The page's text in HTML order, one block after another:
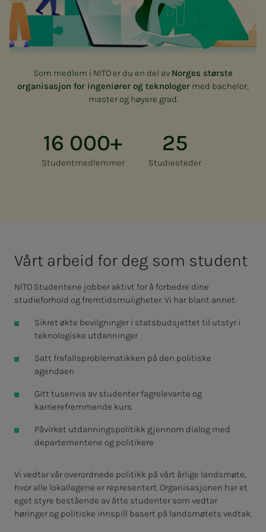
Som medlem i NITO er du en del av Norges største
organisasjon for ingeniører og teknologer med bachelor,
master og høyere grad.
16 000+
Studentmedlemmer
25
Studiesteder
Vårt ar­­­beid for deg som stu­­­dent
NITO Studentene jobber aktivt for å forbedre dine
studieforhold og fremtidsmuligheter. Vi har blant annet:
Sikret økte bevilgninger i statsbudsjettet til utstyr i
teknologiske utdanninger
Satt frafallsproblematikken på den politiske
agendaen
Gitt tusenvis av studenter fagrelevante og
karrierefremmende kurs
Påvirket utdanningspolitikk gjennom dialog med
departementene og politikere
Vi vedtar vår overordnede politikk på vårt årlige landsmøte,
hvor alle lokallagene er representert. Organisasjonen har et
eget styre bestående av åtte studenter som vedtar
høringer og politiske innspill basert på landsmøtets vedtak.